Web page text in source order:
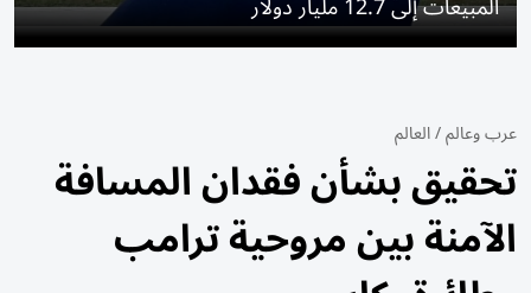
عرب وعالم/العالم
تحقيق بشأن فقدان المسافة
الآمنة بين مروحية ترامب